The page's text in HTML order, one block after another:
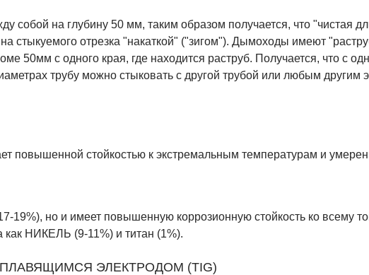
собой на глубину 50 мм, таким образом получается, что "чистая
стыкуемого отрезка "накаткой" ("зигом"). Дымоходы имеют
50мм с одного края, где находится раструб. Получается, что с
трубу можно стыковать с другой трубой или любым
повышенной стойкостью к экстремальным температурам и
19%), но и имеет повышенную коррозионную стойкость ко всему
как НИКЕЛЬ (9-11%) и титан (1%).
ЭЛЕКТРОДОМ (TIG)